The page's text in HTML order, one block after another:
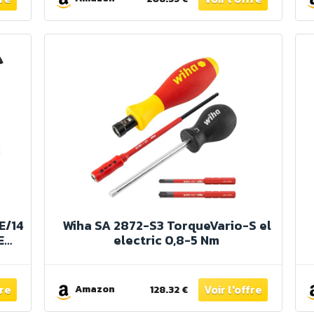
14 Wiha SA 2872-S3 TorqueVario-S el
electric 0,8-5 Nm
Amazon 128.32 €